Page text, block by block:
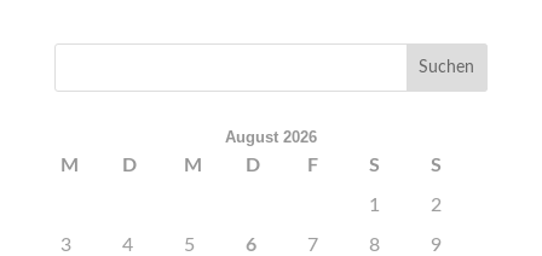
August 2026
M D M D F S S
1 2
3 4 5 6 7 8 9